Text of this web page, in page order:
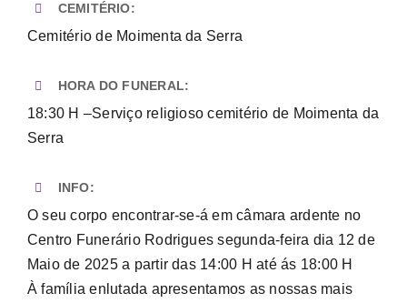
CEMITÉRIO:
Cemitério de Moimenta da Serra
HORA DO FUNERAL:
18:30 H –Serviço religioso cemitério de Moimenta da
Serra
INFO:
O seu corpo encontrar-se-á em câmara ardente no
Centro Funerário Rodrigues segunda-feira dia 12 de
Maio de 2025 a partir das 14:00 H até ás 18:00 H
À família enlutada apresentamos as nossas mais